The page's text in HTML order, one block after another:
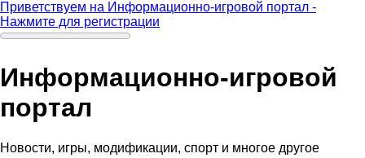
Приветствуем на Информационно-игровой портал -
Нажмите для регистрации
Информационно-игровой
портал
Новости, игры, модификации, спорт и многое другое